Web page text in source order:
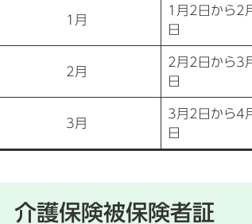
1月
1月2日から2
日
2月
2月2日から3
日
3月
3月2日から4
日
介護保険被保険者証